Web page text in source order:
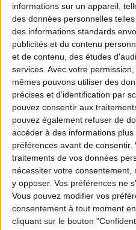
informations sur un appareil,
des données personnelles
des informations standards
publicités et du contenu
et de contenu, des études
services. Avec votre
mêmes pouvons utiliser des
précises et d’identification par
pouvez consentir aux
pouvez également refuser de
accéder à des informations
préférences avant de consentir.
traitements de vos données
nécessiter votre
y opposer. Vos préférences ne
Vous pouvez modifier vos
consentement à tout moment
cliquant sur le bouton
contact@chasse-79.com
Site Internet :
www.chasse-79.com
Dates de chasse
Ouverture :
Dans l'attente de l'arrêté
d'ouverture et de
pour la saison 2026/27